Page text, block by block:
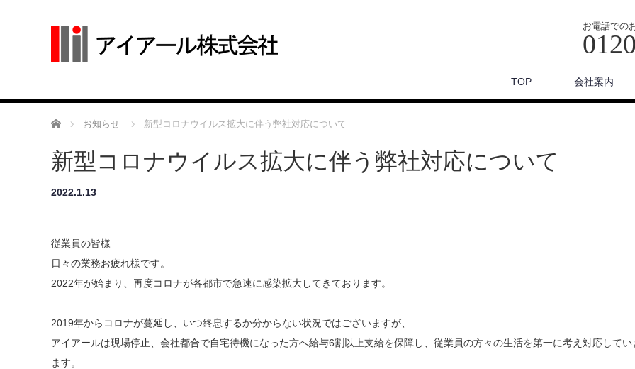
お電話での
TOP 会社案内
ホーム お知らせ 新型コロナウイルス拡大に伴う弊社対応について
新型コロナウイルス拡大に伴う弊社対応について
2022.1.13
従業員の皆様
日々の業務お疲れ様です。
2022年が始まり、再度コロナが各都市で急速に感染拡大してきております。
2019年からコロナが蔓延し、いつ終息するか分からない状況ではございますが、
アイアールは現場停止、会社都合で自宅待機になった方へ給与6割以上支給を保障し、従業員の方々の生活を第一に考え対応してい
ます。